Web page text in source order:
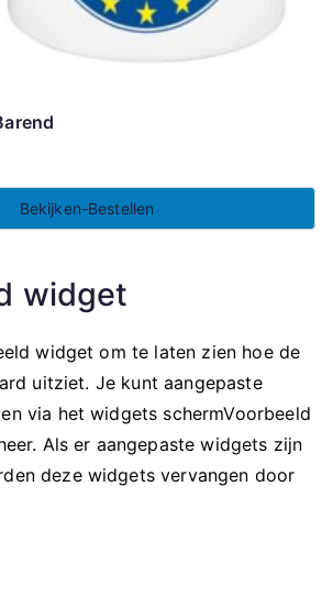
Bekijken-Bestellen
widget
widget om te laten zien hoe de
uitziet. Je kunt aangepaste
via het widgets schermVoorbeeld
Als er aangepaste widgets zijn
deze widgets vervangen door